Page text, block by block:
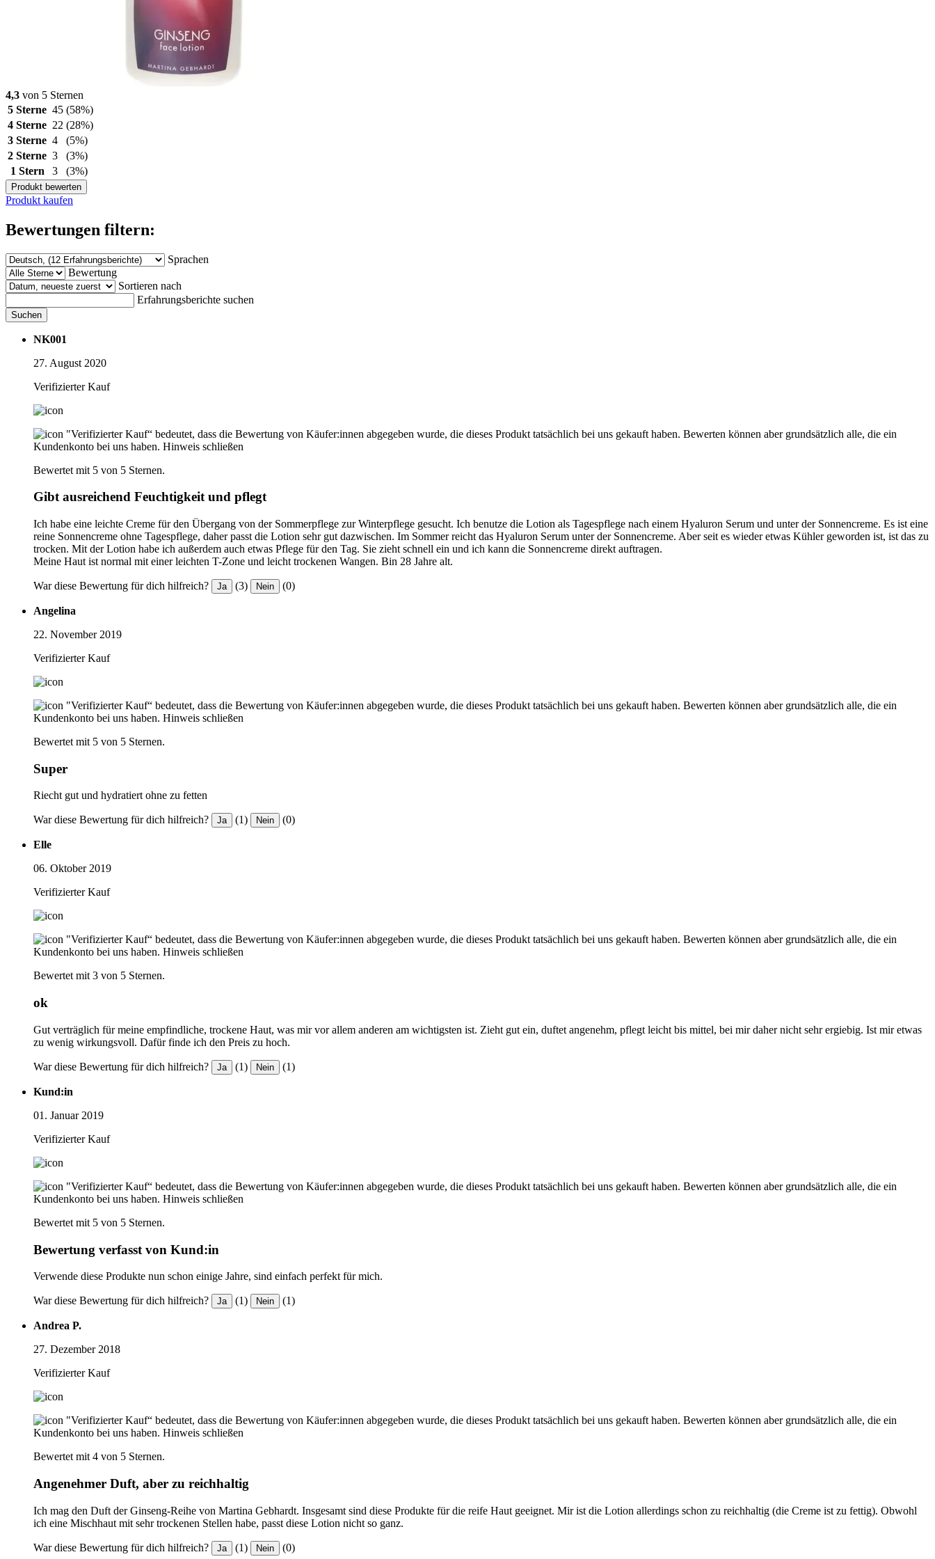
4,3 von 5 Sternen
5 Sterne 45 (58%)
4 Sterne 22 (28%)
3 Sterne 4
(5%)
2 Sterne 3
(3%)
1 Stern
3 (3%)
Produkt bewerten
Produkt kaufen
Bewertungen filtern:
Sprachen
Bewertung
Sortieren nach
Erfahrungsberichte suchen
Suchen
NK001
27. August 2020
Verifizierter Kauf
"Verifizierter Kauf“ bedeutet, dass die Bewertung von Käufer:innen abgegeben wurde, die dieses Produkt tatsächlich bei uns gekauft haben. Bewerten können aber grundsätzlich alle, die ein
Kundenkonto bei uns haben. Hinweis schließen
Bewertet mit 5 von 5 Sternen.
Gibt ausreichend Feuchtigkeit und pflegt
Ich habe eine leichte Creme für den Übergang von der Sommerpflege zur Winterpflege gesucht. Ich benutze die Lotion als Tagespflege nach einem Hyaluron Serum und unter der Sonnencreme. Es ist eine
reine Sonnencreme ohne Tagespflege, daher passt die Lotion sehr gut dazwischen. Im Sommer reicht das Hyaluron Serum unter der Sonnencreme. Aber seit es wieder etwas Kühler geworden ist, ist das zu
trocken. Mit der Lotion habe ich außerdem auch etwas Pflege für den Tag. Sie zieht schnell ein und ich kann die Sonnencreme direkt auftragen.
Meine Haut ist normal mit einer leichten T-Zone und leicht trockenen Wangen. Bin 28 Jahre alt.
War diese Bewertung für dich hilfreich? Ja (3) Nein (0)
Angelina
22. November 2019
Verifizierter Kauf
"Verifizierter Kauf“ bedeutet, dass die Bewertung von Käufer:innen abgegeben wurde, die dieses Produkt tatsächlich bei uns gekauft haben. Bewerten können aber grundsätzlich alle, die ein
Kundenkonto bei uns haben. Hinweis schließen
Bewertet mit 5 von 5 Sternen.
Super
Riecht gut und hydratiert ohne zu fetten
War diese Bewertung für dich hilfreich? Ja (1) Nein (0)
Elle
06. Oktober 2019
Verifizierter Kauf
"Verifizierter Kauf“ bedeutet, dass die Bewertung von Käufer:innen abgegeben wurde, die dieses Produkt tatsächlich bei uns gekauft haben. Bewerten können aber grundsätzlich alle, die ein
Kundenkonto bei uns haben. Hinweis schließen
Bewertet mit 3 von 5 Sternen.
ok
Gut verträglich für meine empfindliche, trockene Haut, was mir vor allem anderen am wichtigsten ist. Zieht gut ein, duftet angenehm, pflegt leicht bis mittel, bei mir daher nicht sehr ergiebig. Ist mir etwas
zu wenig wirkungsvoll. Dafür finde ich den Preis zu hoch.
War diese Bewertung für dich hilfreich? Ja (1) Nein (1)
Kund:in
01. Januar 2019
Verifizierter Kauf
"Verifizierter Kauf“ bedeutet, dass die Bewertung von Käufer:innen abgegeben wurde, die dieses Produkt tatsächlich bei uns gekauft haben. Bewerten können aber grundsätzlich alle, die ein
Kundenkonto bei uns haben. Hinweis schließen
Bewertet mit 5 von 5 Sternen.
Bewertung verfasst von Kund:in
Verwende diese Produkte nun schon einige Jahre, sind einfach perfekt für mich.
War diese Bewertung für dich hilfreich? Ja (1) Nein (1)
Andrea P.
27. Dezember 2018
Verifizierter Kauf
"Verifizierter Kauf“ bedeutet, dass die Bewertung von Käufer:innen abgegeben wurde, die dieses Produkt tatsächlich bei uns gekauft haben. Bewerten können aber grundsätzlich alle, die ein
Kundenkonto bei uns haben. Hinweis schließen
Bewertet mit 4 von 5 Sternen.
Angenehmer Duft, aber zu reichhaltig
Ich mag den Duft der Ginseng-Reihe von Martina Gebhardt. Insgesamt sind diese Produkte für die reife Haut geeignet. Mir ist die Lotion allerdings schon zu reichhaltig (die Creme ist zu fettig). Obwohl
ich eine Mischhaut mit sehr trockenen Stellen habe, passt diese Lotion nicht so ganz.
War diese Bewertung für dich hilfreich? Ja (1) Nein (0)